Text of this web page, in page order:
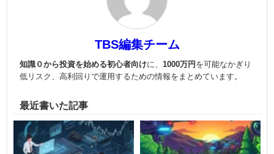
TBS編集チーム
知識０から投資を始める初心者向けに、 1000万円 を可能なかぎり
低リスク、高利回りで運用するための情報をまとめています。
最近書いた記事